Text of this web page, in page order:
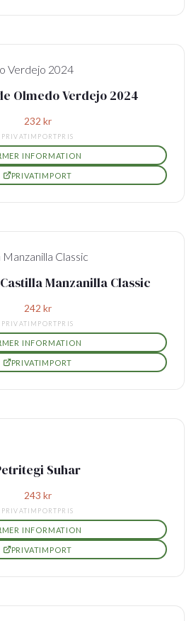
Olmedo Verdejo 2024
232 kr
PRIVATIMPORTPRIS
MER INFORMATION
PRIVATIMPORT
Manzanilla Classic
242 kr
PRIVATIMPORTPRIS
MER INFORMATION
PRIVATIMPORT
Suhar
243 kr
PRIVATIMPORTPRIS
MER INFORMATION
PRIVATIMPORT